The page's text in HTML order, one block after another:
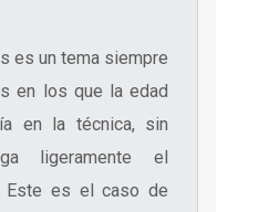
es un tema siempre
en los que la edad
en la técnica, sin
ligeramente el
Este es el caso de